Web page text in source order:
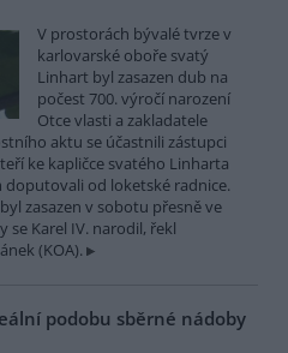
V prostorách bývalé tvrze v
karlovarské oboře svatý
Linhart byl zasazen dub na
počest 700. výročí narození
Otce vlasti a zakladatele
aktu se účastnili zástupci
ke kapličce svatého Linharta
od loketské radnice.
zasazen v sobotu přesně ve
se Karel IV. narodil, řekl
(KOA).
podobu sběrné nádoby